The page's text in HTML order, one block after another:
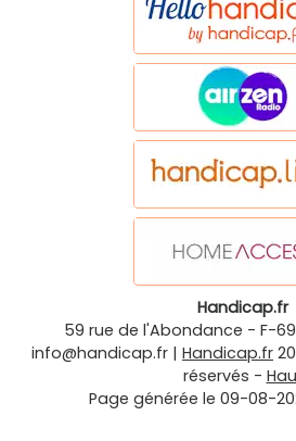
Handicap.fr
59 rue de l'Abondance - F-
info@handicap.fr | Handicap.fr
réservés -
Page générée le 09-08-